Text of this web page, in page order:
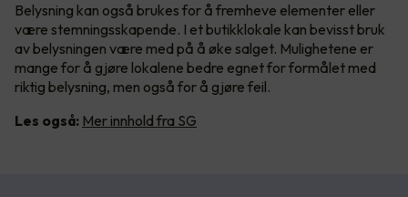
Belysning kan også brukes for å fremheve elementer eller
være stemningsskapende. I et butikklokale kan bevisst bruk
av belysningen være med på å øke salget. Mulighetene er
mange for å gjøre lokalene bedre egnet for formålet med
riktig belysning, men også for å gjøre feil.
Les også: Mer innhold fra SG